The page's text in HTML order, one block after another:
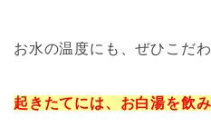
お水の温度にも、ぜひこだわ
起きたてには、お白湯を飲み